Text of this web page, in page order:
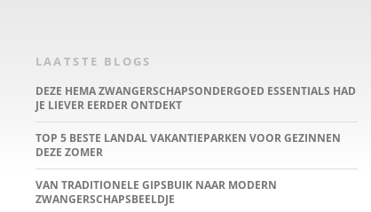
LAATSTE BLOGS
DEZE HEMA ZWANGERSCHAPSONDERGOED ESSENTIALS HAD
JE LIEVER EERDER ONTDEKT
TOP 5 BESTE LANDAL VAKANTIEPARKEN VOOR GEZINNEN
DEZE ZOMER
VAN TRADITIONELE GIPSBUIK NAAR MODERN
ZWANGERSCHAPSBEELDJE